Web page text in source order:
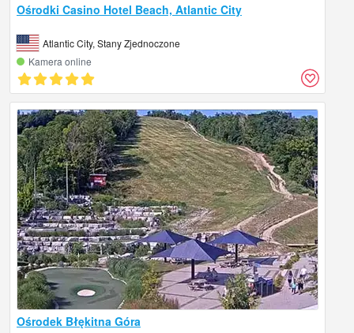
Ośrodki Casino Hotel Beach, Atlantic City
Atlantic City, Stany Zjednoczone
Kamera online
Ośrodek Błękitna Góra